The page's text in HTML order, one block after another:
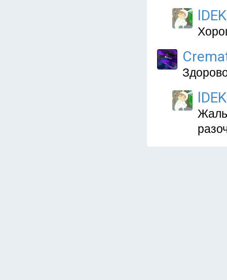
Жаль